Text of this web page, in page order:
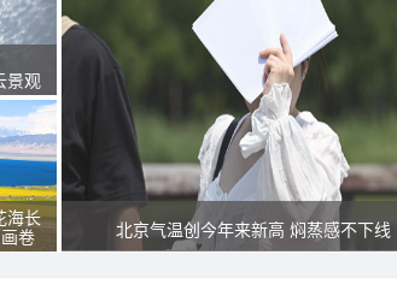
景观
海长
卷
北京气温创今年来新高 焖蒸感不下线